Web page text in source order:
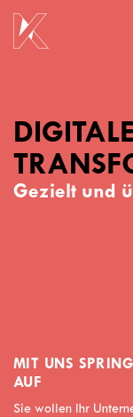
DIGITALE
Gezielt und
MIT UNS
AUF
Sie wollen Ihr